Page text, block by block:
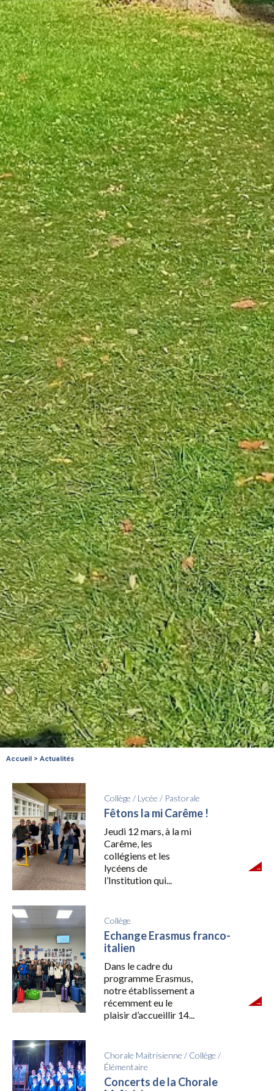
Accueil > Actualités
Collège / Lycée / Pastorale
Fêtons la mi Carême !
Jeudi 12 mars, à la mi
Carême, les
collégiens et les
lycéens de
l’Institution qui...
Collège
Echange Erasmus franco-
italien
Dans le cadre du
programme Erasmus,
notre établissement a
récemment eu le
plaisir d’accueillir 14...
Chorale Maitrisienne / Collège /
Élémentaire
Concerts de la Chorale